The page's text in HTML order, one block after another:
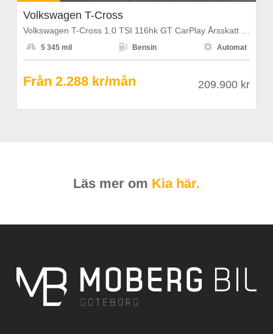
Volkswagen T-Cross
 5 345 mil  Bensin  Automat
Från 2.288 kr/mån 209.900 kr
Läs mer om Kia här.